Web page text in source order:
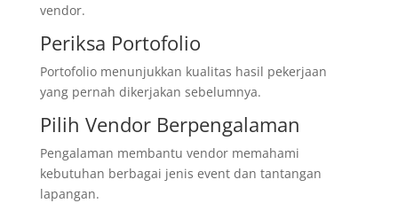
vendor.
Periksa Portofolio
Portofolio menunjukkan kualitas hasil pekerjaan
yang pernah dikerjakan sebelumnya.
Pilih Vendor Berpengalaman
Pengalaman membantu vendor memahami
kebutuhan berbagai jenis event dan tantangan
lapangan.